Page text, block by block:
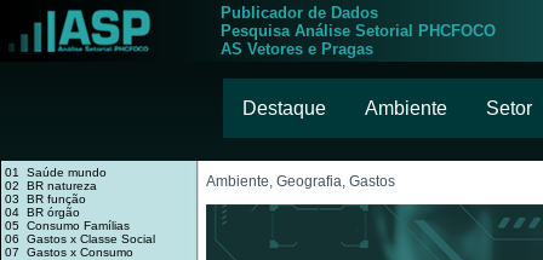
Publicador de Dados
Pesquisa Análise Setorial PHCFOCO
AS Vetores e Pragas
Destaque Ambiente Setor
01 Saúde mundo
02 BR natureza
03 BR função
04 BR órgão
05 Consumo Famílias
06 Gastos x Classe Social
07 Gastos x Consumo
Ambiente, Geografia, Gastos